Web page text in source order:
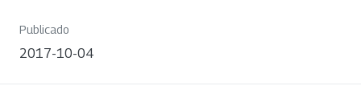
Publicado
2017-10-04